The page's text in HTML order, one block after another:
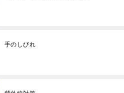
手のしびれ